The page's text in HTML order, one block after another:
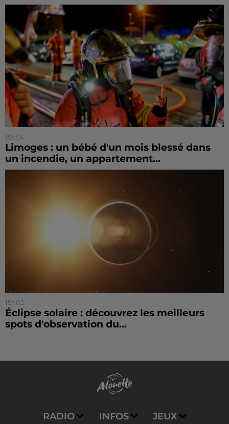
15h54
Limoges : un bébé d'un mois blessé dans
un incendie, un appartement...
15h02
Éclipse solaire : découvrez les meilleurs
spots d'observation du...
RADIO INFOS JEUX